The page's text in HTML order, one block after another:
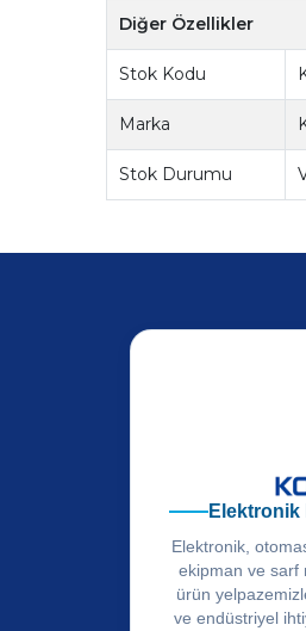
Diğer Özellikler
Stok Kodu
Marka
Stok Durumu
Elektronik,
ekipman ve sarf
ürün
ve endüstriyel